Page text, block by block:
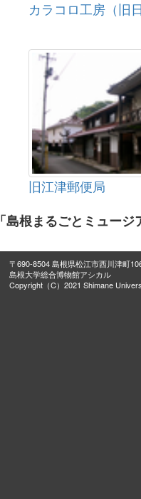
カラコロ工房（旧
旧江津郵便局
「島根まるごとミュー
〒690-8504 島根県松江市西川津町
島根大学総合博物館アシカル
Copyright（C）2021 Shimane